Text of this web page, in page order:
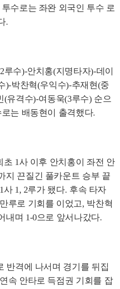
수로는 좌완 외국인 투수 로
.
수)-안치홍(지명타자)-데이
)-박찬혁(우익수)-추재현(중
(유격수)-여동욱(3루수) 순으
는 배동현이 출격했다.
초 1사 이후 안치홍이 좌전 안
지 끈질긴 풀카운트 승부 끝
1, 2루가 됐다. 후속 타자
루로 기회를 이었고, 박찬혁
내며 1-0으로 앞서나갔다.
반격에 나서며 경기를 뒤집
속 안타로 득점권 기회를 잡